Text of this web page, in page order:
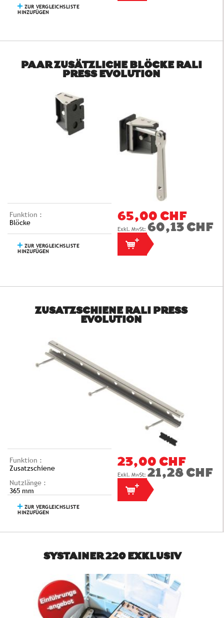
ZUR VERGLEICHSLISTE
HINZUFÜGEN
PAAR ZUSÄTZLICHE BLÖCKE RALI
PRESS EVOLUTION
Funktion :
Blöcke
ZUR VERGLEICHSLISTE
HINZUFÜGEN
65,00 CHF
60,13 CHF
ZUSATZSCHIENE RALI PRESS
EVOLUTION
Funktion :
Zusatzschiene
Nutzlänge :
365 mm
ZUR VERGLEICHSLISTE
HINZUFÜGEN
23,00 CHF
21,28 CHF
SYSTAINER 220 EXKLUSIV